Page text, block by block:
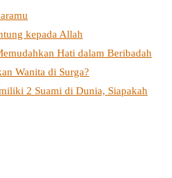
kepada Allah
Hati dalam Beribadah
Wanita di Surga?
2 Suami di Dunia, Siapakah